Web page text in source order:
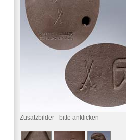
Zusatzbilder - bitte anklicken